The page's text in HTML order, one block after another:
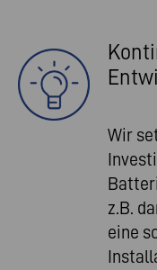
Wir
z.B.
eine